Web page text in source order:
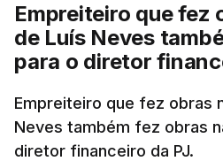
Empreiteiro que fez
de Luís Neves
para o diretor
Empreiteiro que fez obras
Neves também fez obras
diretor financeiro da PJ.